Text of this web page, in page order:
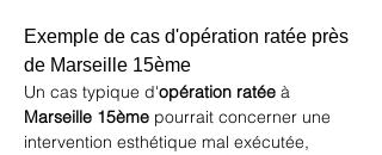
Exemple de cas d'opération ratée près
de Marseille 15ème
Un cas typique d'opération ratée à
Marseille 15ème pourrait concerner une
intervention esthétique mal exécutée,